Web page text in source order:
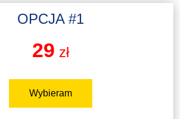
OPCJA #1
29 zł
Wybieram